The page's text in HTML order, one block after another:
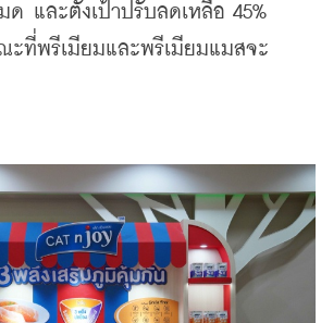
ด และตั้งเป้าปรับลดเหลือ 45%
ะที่พรีเมียมและพรีเมียมแมสจะ